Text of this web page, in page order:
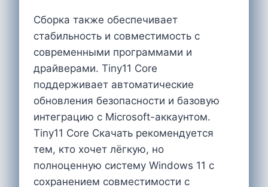
Сборка также обеспечивает
стабильность и совместимость с
современными программами и
драйверами. Tiny11 Core
поддерживает автоматические
обновления безопасности и базовую
интеграцию с Microsoft-аккаунтом.
Tiny11 Core Cкачать рекомендуется
тем, кто хочет лёгкую, но
полноценную систему Windows 11 с
сохранением совместимости с